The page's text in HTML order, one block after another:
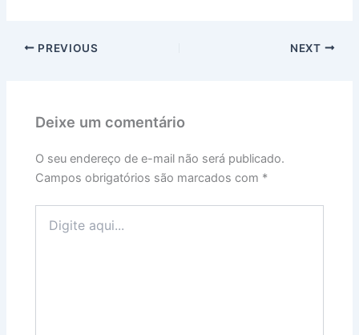
PREVIOUS NEXT
Deixe um comentário
O seu endereço de e-mail não será publicado.
Campos obrigatórios são marcados com *
aqui...